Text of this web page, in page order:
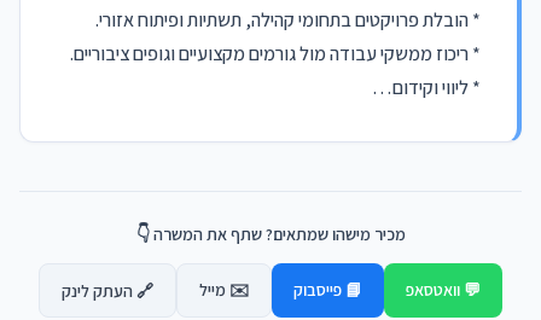
* הובלת פרויקטים בתחומי קהילה, תשתיות ופיתוח אזורי.
* ריכוז ממשקי עבודה מול גורמים מקצועיים וגופים ציבוריים.
* ליווי וקידום…
מכיר מישהו שמתאים? שתף את המשרה 👇
💬 וואטסאפ 📘 פייסבוק ✉️ מייל 🔗 העתק לינק